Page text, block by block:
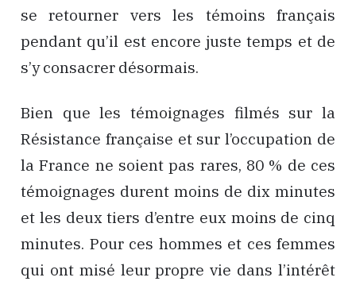
se retourner vers les témoins français
pendant qu’il est encore juste temps et de
s’y consacrer désormais.
Bien que les témoignages filmés sur la
Résistance française et sur l’occupation de
la France ne soient pas rares, 80 % de ces
témoignages durent moins de dix minutes
et les deux tiers d’entre eux moins de cinq
minutes. Pour ces hommes et ces femmes
qui ont misé leur propre vie dans l’intérêt